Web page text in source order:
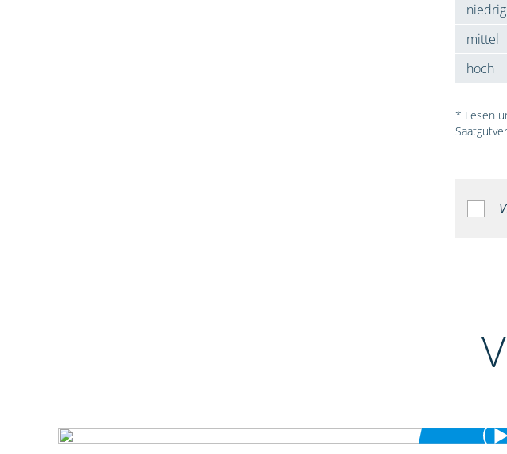
niedrig
mittel
hoch
* Lesen